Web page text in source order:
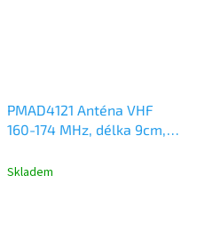
PMAD4121 Anténa VHF
160-174 MHz, délka 9cm,
DP3441, DP4000, R2, R7,
Skladem